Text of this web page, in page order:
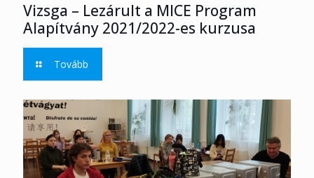
Vizsga – Lezárult a MICE Program
Alapítvány 2021/2022-es kurzusa
Tovább